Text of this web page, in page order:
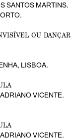
SANTOS MARTINS.
OU DANÇAR
LISBOA.
VICENTE.
VICENTE.